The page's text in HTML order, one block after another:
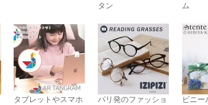
タン
ム
タブレットやスマホ
パリ発のファッショ
ビニー